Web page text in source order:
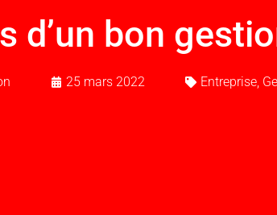
d’un bon
25 mars 2022 Entreprise